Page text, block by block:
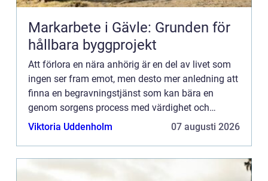
Markarbete i Gävle: Grunden för
hållbara byggprojekt
Att förlora en nära anhörig är en del av livet som
ingen ser fram emot, men desto mer anledning att
finna en begravningstjänst som kan bära en
genom sorgens process med värdighet och
värme. I Pajala kommun, bel...
Viktoria Uddenholm 07 augusti 2026